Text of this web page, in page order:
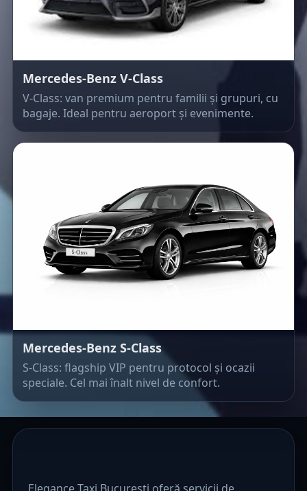
Mercedes-Benz V-Class
V-Class: van premium pentru familii și grupuri, cu
bagaje. Ideal pentru aeroport și evenimente.
Mercedes-Benz S-Class
S-Class: flagship VIP pentru protocol și ocazii
speciale. Cel mai înalt nivel de confort.